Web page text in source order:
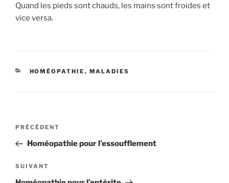
Quand les pieds sont chauds, les mains sont froides et
vice versa.
CATÉGORIES
HOMÉOPATHIE , MALADIES
Navigation
l’article
Article
précédent
PRÉCÉDENT
Homéopathie pour l’essoufflement
Article
suivant
SUIVANT